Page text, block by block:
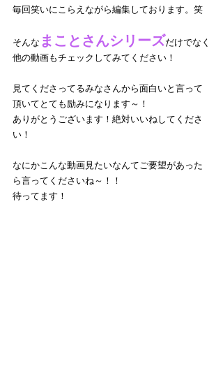
毎回笑いにこらえながら編集しております。笑
そんな まことさんシリーズだけでなく
他の動画もチェックしてみてください！
見てくださってるみなさんから面白いと言って
頂いてとても励みになります～！
ありがとうございます！絶対いいねしてくださ
い！
なにかこんな動画見たいなんてご要望があった
ら言ってくださいね～！！
待ってます！